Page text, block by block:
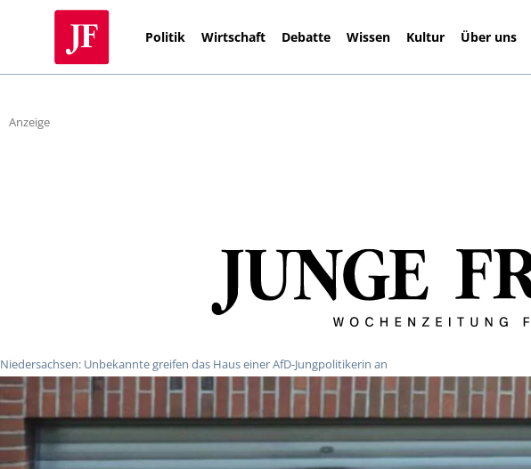
Politik Wirtschaft Debatte Wissen Kultur Über uns
Anzeige
Niedersachsen: Unbekannte greifen das Haus einer AfD-Jungpolitikerin an